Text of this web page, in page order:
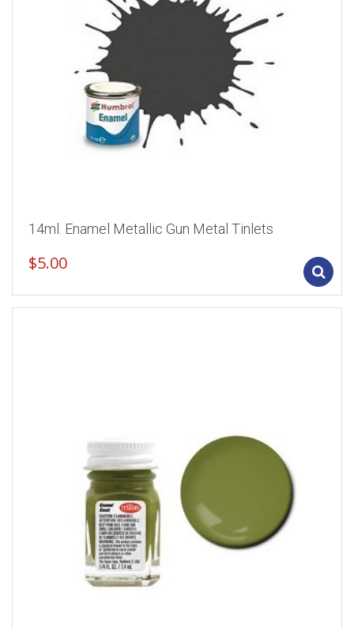
14ml. Enamel Metallic Gun Metal Tinlets
$5.00